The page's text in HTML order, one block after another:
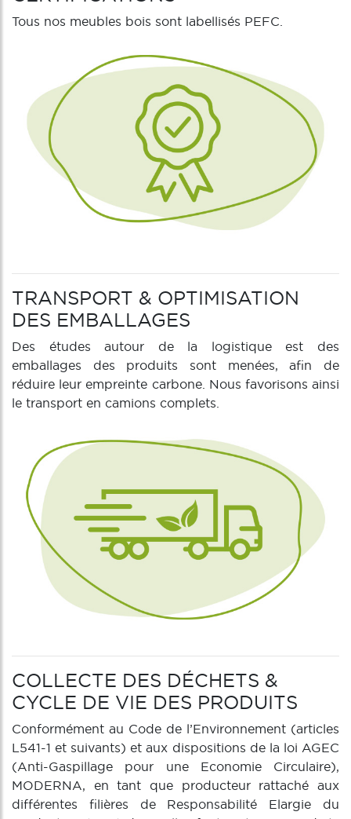
Tous nos meubles bois sont labellisés PEFC.
TRANSPORT & OPTIMISATION
DES EMBALLAGES
Des études autour de la logistique est des
emballages des produits sont menées, afin de
réduire leur empreinte carbone. Nous favorisons ainsi
le transport en camions complets.
COLLECTE DES DÉCHETS &
CYCLE DE VIE DES PRODUITS
Conformément au Code de l’Environnement (articles
L541-1 et suivants) et aux dispositions de la loi AGEC
(Anti-Gaspillage pour une Economie Circulaire),
MODERNA, en tant que producteur rattaché aux
différentes filières de Responsabilité Elargie du